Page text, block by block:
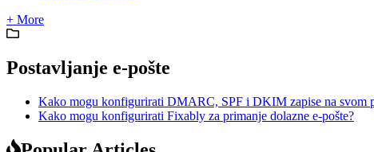
+ More
Postavljanje e-pošte
Kako mogu konfigurirati DMARC, SPF i DKIM zapise na svom
Kako mogu konfigurirati Fixably za primanje dolazne e-pošte?